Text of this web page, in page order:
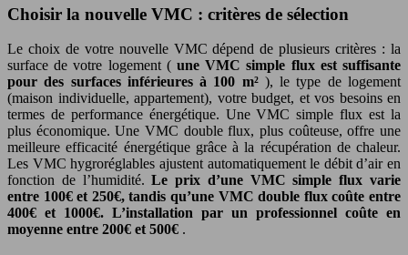
Choisir la nouvelle VMC : critères de sélection
Le choix de votre nouvelle VMC dépend de plusieurs critères : la
surface de votre logement ( une VMC simple flux est suffisante
pour des surfaces inférieures à 100 m² ), le type de logement
(maison individuelle, appartement), votre budget, et vos besoins en
termes de performance énergétique. Une VMC simple flux est la
plus économique. Une VMC double flux, plus coûteuse, offre une
meilleure efficacité énergétique grâce à la récupération de chaleur.
Les VMC hygroréglables ajustent automatiquement le débit d’air en
fonction de l’humidité.Le prix d’une VMC simple flux varie
entre 100€ et 250€, tandis qu’une VMC double flux coûte entre
400€ et 1000€. L’installation par un professionnel coûte en
moyenne entre 200€ et 500€ .